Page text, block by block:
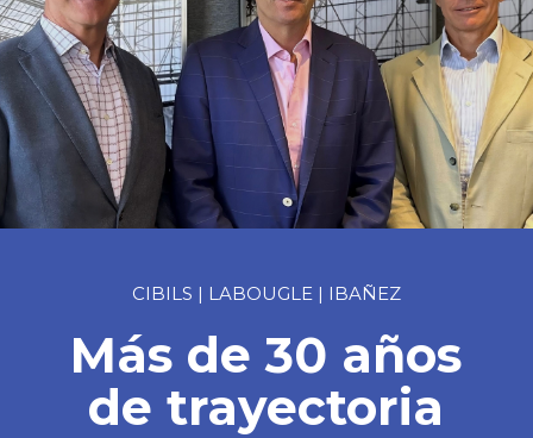
CIBILS | LABOUGLE | IBAÑEZ
Más de 30 años
de trayectoria